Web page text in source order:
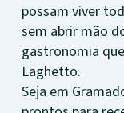
possam viver
sem abrir mão
gastronomia
Laghetto.
Seja em